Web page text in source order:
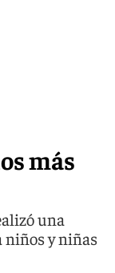
más
una
niños y niñas